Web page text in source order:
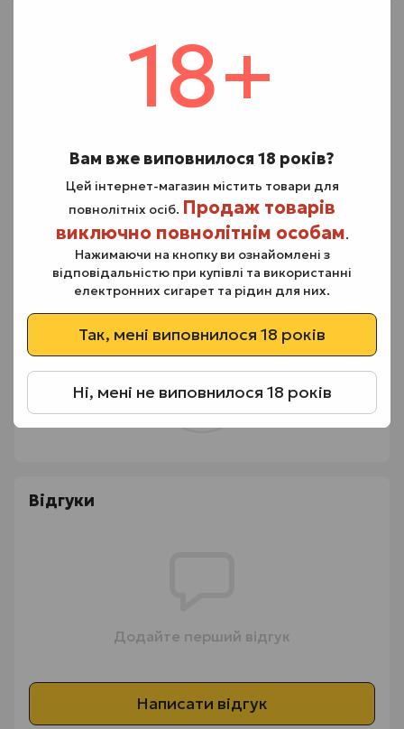
18+
Вам вже виповнилося 18 років?
Цей інтернет-магазин містить товари для
повнолітніх осіб. Продаж товарів
виключно повнолітнім особам.
Нажимаючи на кнопку ви ознайомлені з
відповідальністю при купівлі та використанні
електронних сигарет та рідин для них.
Так, мені виповнилося 18 років
Ні, мені не виповнилося 18 років
для нової POD-системи . Також картриджі Oxva Xlim
Top Fill Cartridge підходять для всієї лінійки Xlim.
Нові картриджі здатні видавати ще більше смаку, і
менше протікань, адже тепер вони оснащені
Тип: змінний картридж;
Опір: 0.8 Ом;
Об'єм: 2 мл;
Заправка: верхня;
Рекомендована потужність: 12-18 Вт.
Відгуки
Додайте перший відгук
Написати відгук